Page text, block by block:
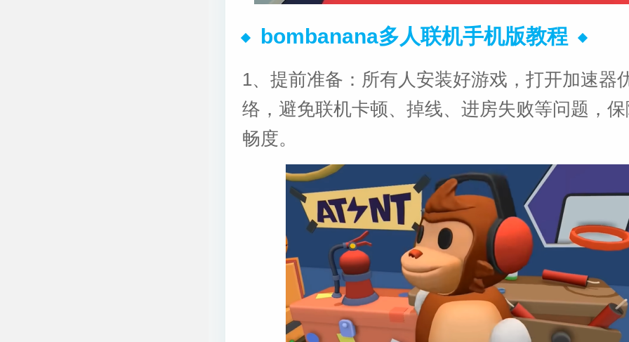
bombanana多人联机手机版教程
1、提前准备：所有人安装好游戏，打开加速器
络，避免联机卡顿、掉线、进房失败等问题，
畅度。